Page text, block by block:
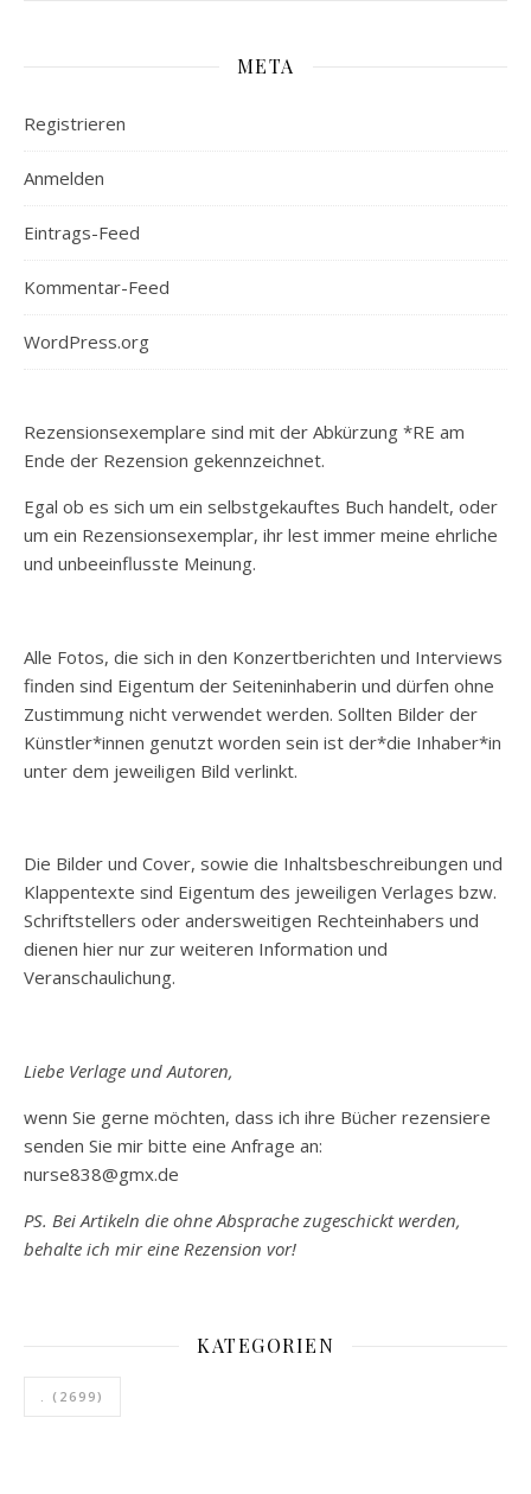
META
Registrieren
Anmelden
Eintrags-Feed
Kommentar-Feed
WordPress.org
Rezensionsexemplare sind mit der Abkürzung *RE am
Ende der Rezension gekennzeichnet.
Egal ob es sich um ein selbstgekauftes Buch handelt, oder
um ein Rezensionsexemplar, ihr lest immer meine ehrliche
und unbeeinflusste Meinung.
Alle Fotos, die sich in den Konzertberichten und Interviews
finden sind Eigentum der Seiteninhaberin und dürfen ohne
Zustimmung nicht verwendet werden. Sollten Bilder der
Künstler*innen genutzt worden sein ist der*die Inhaber*in
unter dem jeweiligen Bild verlinkt.
Die Bilder und Cover, sowie die Inhaltsbeschreibungen und
Klappentexte sind Eigentum des jeweiligen Verlages bzw.
Schriftstellers oder andersweitigen Rechteinhabers und
dienen hier nur zur weiteren Information und
Veranschaulichung.
Liebe Verlage und Autoren,
wenn Sie gerne möchten, dass ich ihre Bücher rezensiere
senden Sie mir bitte eine Anfrage an:
nurse838@gmx.de
PS. Bei Artikeln die ohne Absprache zugeschickt werden,
behalte ich mir eine Rezension vor!
KATEGORIEN
. (2699)